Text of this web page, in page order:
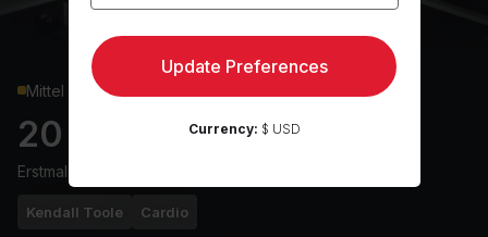
Mittel
20 min Shadowboxing
Erstmals ausgestrahlt am
Kendall Toole Cardio
Update Preferences
Currency: $ USD